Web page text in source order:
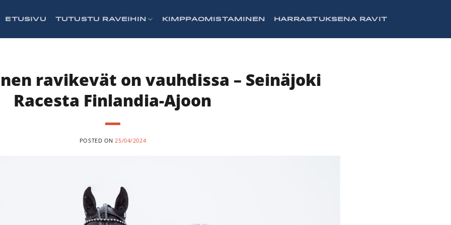
ETUSIVU TUTUSTU RAVEIHIN KIMPPAOMISTAMINEN HARRASTUKSENA RAVIT
ravikevät on vauhdissa – Seinäjoki
Racesta Finlandia-Ajoon
POSTED ON 25/04/2024